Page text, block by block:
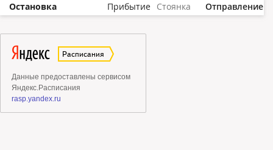
Остановка Прибытие Стоянка Отправление